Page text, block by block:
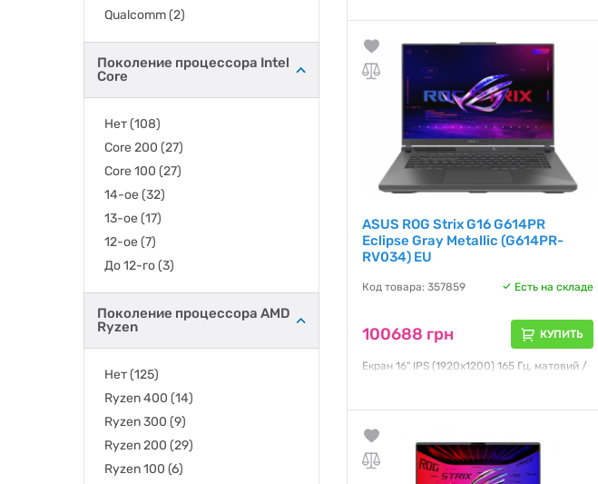
Qualcomm(2)
Поколение процессора Intel
Core
Нет(108)
Core 200 (27)
Core 100 (27)
14-ое(32)
13-ое(17)
12-ое(7)
До 12-го(3)
Поколение процессора AMD
Ryzen
Нет(125)
Ryzen 400 (14)
Ryzen 300 (9)
Ryzen 200 (29)
Ryzen 100 (6)
Гарантия: 12 месяцев
ASUS ROG Strix G16 G614PR
Eclipse Gray Metallic (G614PR-
RV034) EU
Код товара: 357859 Есть на складе
100688 грн КУПИТЬ
Екран 16" IPS (1920x1200) 165 Гц, матовий /
Гарантия:12 месяцев